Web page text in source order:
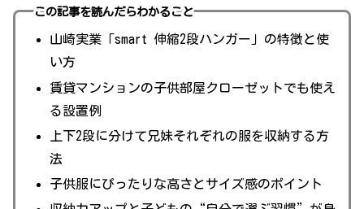
この記事を読んだらわかること
山崎実業「smart 伸縮2段ハンガー」の特徴と使
い方
賃貸マンションの子供部屋クローゼットでも使え
る設置例
上下2段に分けて兄妹それぞれの服を収納する方
法
子供服にぴったりな高さとサイズ感のポイント